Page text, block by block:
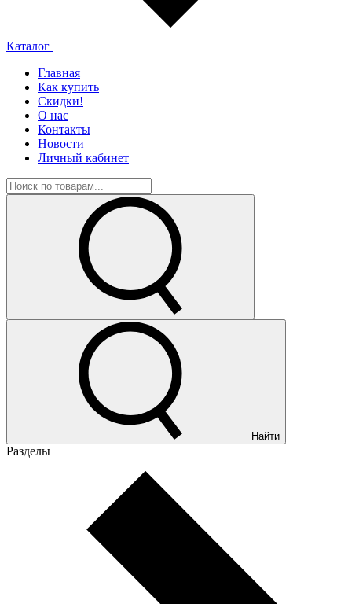
Каталог
Главная
Как купить
Скидки!
О нас
Контакты
Новости
Личный кабинет
Найти
Разделы